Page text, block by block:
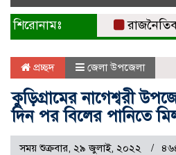
শিরোনামঃ রাজনৈতিক ও
প্রচ্ছদ জেলা উপজেলা
কুড়িগ্রামের নাগেশ্বরী
দিন পর বিলের পানিতে
সময় শুক্রবার, ২৯ জুলাই, ২০২২